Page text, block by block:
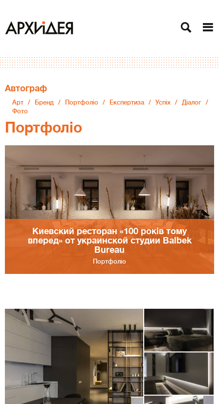
Автограф
Арт Бренд Портфоліо Експертиза Успіх
Діалог
Фото
Портфоліо
Киевский ресторан «100 років тому
вперед» от украинской студии Balbek
Bureau
Портфоліо